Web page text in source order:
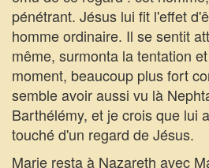
pénétrant. Jésus lui fit l'effet
homme ordinaire. Il se sentit
même, surmonta la tentation
moment, beaucoup plus fort
semble avoir aussi vu là
Barthélémy, et je crois que lui
touché d'un regard de Jésus.
Marie resta à Nazareth avec